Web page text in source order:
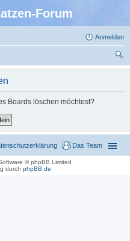
Forum
Anmelden
Boards löschen möchtest?
Das Team
© phpBB Limited
durch phpBB.de